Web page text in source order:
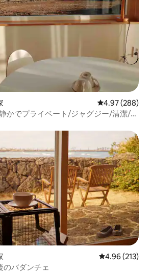
レビュー288
4.97 (288)
かでプライベート/ジャグジー/清潔/ユ
レビュー213
4.96 (213)
のバダンチェ